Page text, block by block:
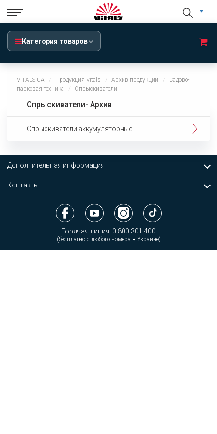
Категория товаров
VITALS.UA Продукция Vitals Архив продукции
Садово-
парковая техника
Опрыскиватели
Опрыскиватели- Архив
Опрыскиватели аккумуляторные
Дополнительная информация
Контакты
Горячая линия: 0 800 301 400
(бесплатно с любого номера в Украине)